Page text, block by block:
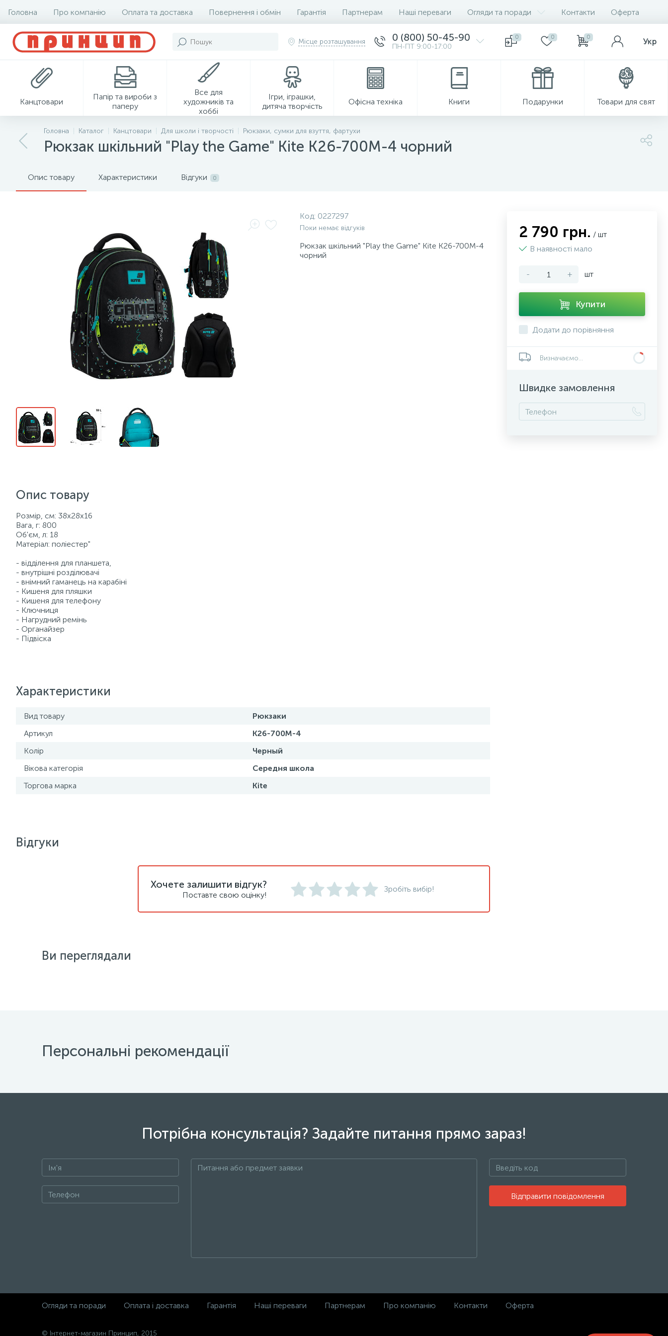
Головна Про компанію Оплата та доставка Повернення і обмін Гарантія Партнерам Наші переваги Огляди та поради Контакти Оферта
Місце розташування 0 (800) 50-45-90
ПН-ПТ 9:00-17:00
0 0 0 Укр
Канцтовари
Папір та вироби з
паперу
Все для
художників та
хоббі
Ігри, іграшки,
дитяча творчість
Офісна техніка Книги Подарунки Товари для свят
Головна Каталог Канцтовари Для школи і творчості Рюкзаки, сумки для взуття, фартухи
Рюкзак шкільний "Play the Game" Kite K26-700M-4 чорний
Опис товару Характеристики Відгуки 0
Код: 0227297
Поки немає відгуків
Рюкзак шкільний "Play the Game" Kite K26-700M-4
чорний
Опис товару
Розмір, см: 38x28x16
Вага, г: 800
Об'єм, л: 18
Матеріал: поліестер"
- відділення для планшета,
- внутрішні розділювачі
- внімний гаманець на карабіні
- Кишеня для пляшки
- Кишеня для телефону
- Ключниця
- Нагрудний ремінь
- Органайзер
- Підвіска
Характеристики
Вид товару
Рюкзаки
Артикул
K26-700M-4
Колір
Черный
Вікова категорія
Середня школа
Торгова марка
Kite
2 790 грн. / шт
В наявності мало
- + шт
Купити
Додати до порівняння
Визначаємо...
Швидке замовлення
Відгуки
Хочете залишити відгук?
Поставте свою оцінку!
Зробіть вибір!
Ви переглядали
Персональні рекомендації
Потрібна консультація? Задайте питання прямо зараз!
Відправити повідомлення
Огляди та поради Оплата і доставка Гарантія Наші переваги Партнерам Про компанію Контакти Оферта
© Інтернет-магазин Принцип, 2015